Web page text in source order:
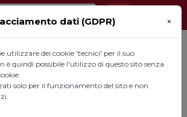
dati (GDPR) ×
utilizzare dei cookie 'tecnici' per il suo
è quindi possibile l'utilizzo di questo sito senza
solo per il funzionamento del sito e non